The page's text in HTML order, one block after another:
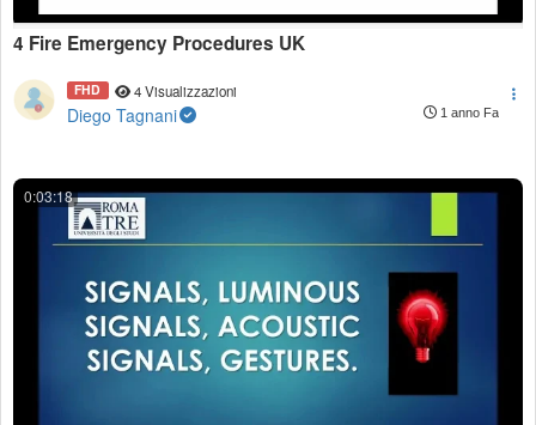
4 Fire Emergency Procedures UK
FHD 4 Visualizzazioni
Diego Tagnani 1 anno Fa
0:03:18